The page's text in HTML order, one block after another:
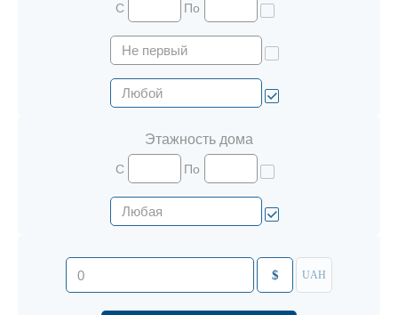
С По
Этажность дома
С По
$ UAH